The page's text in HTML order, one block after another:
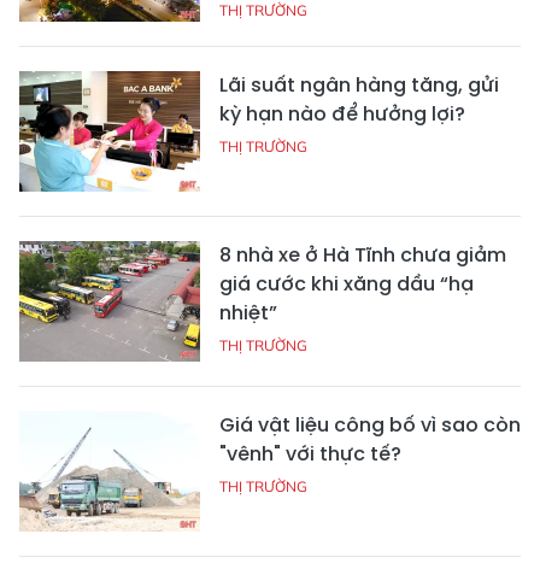
THỊ TRƯỜNG
Lãi suất ngân hàng tăng, gửi
kỳ hạn nào để hưởng lợi?
THỊ TRƯỜNG
8 nhà xe ở Hà Tĩnh chưa giảm
giá cước khi xăng dầu “hạ
nhiệt”
THỊ TRƯỜNG
Giá vật liệu công bố vì sao còn
"vênh" với thực tế?
THỊ TRƯỜNG